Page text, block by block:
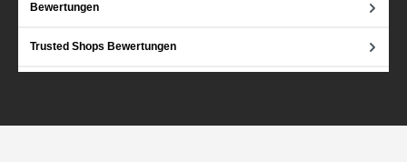
Bewertungen
Trusted Shops Bewertungen